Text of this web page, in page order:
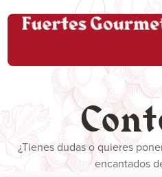
¿Tienes dudas o quieres
encantados